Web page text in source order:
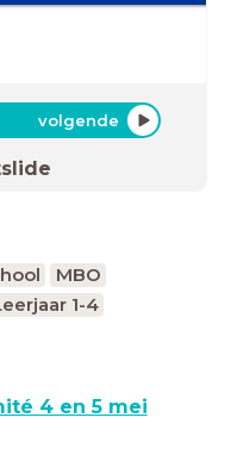
volgende
MBO
1-4
4 en 5 mei